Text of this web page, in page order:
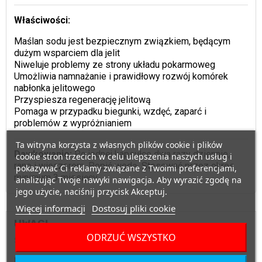
Właściwości:
Maślan sodu jest bezpiecznym związkiem, będącym
dużym wsparciem dla jelit
Niweluje problemy ze strony układu pokarmoweg
Umożliwia namnażanie i prawidłowy rozwój komórek
nabłonka jelitowego
Przyspiesza regenerację jelitową
Pomaga w przypadku biegunki, wzdęć, zaparć i
problemów z wypróżnianiem
Dawkowanie:Po jednej kapsułce dwa razy dziennie,
rano i wieczorem. Popić wodą. Stosować przez okres
minimum 3 miesięcy.
UWAGI
Suplement diety.
Ta witryna korzysta z własnych plików cookie i plików
cookie stron trzecich w celu ulepszenia naszych usług i
pokazywać Ci reklamy związane z Twoimi preferencjami,
analizując Twoje nawyki nawigacja. Aby wyrazić zgodę na
jego użycie, naciśnij przycisk Akceptuj.
Więcej informacji Dostosuj pliki cookie
ODRZUĆ WSZYSTKO